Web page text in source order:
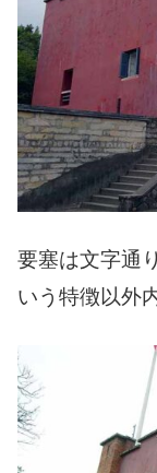
要塞は文字通
いう特徴以外